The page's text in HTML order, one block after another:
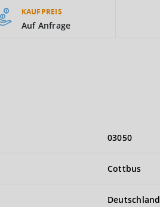
KAUFPREIS
Auf Anfrage
03050
Cottbus
Deutschland